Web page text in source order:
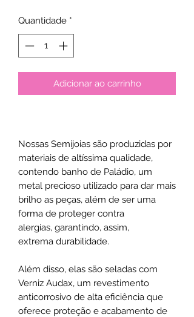
Quantidade *
Adicionar ao carrinho
Nossas Semijoias são produzidas por
materiais de altíssima qualidade,
contendo banho de Paládio, um
metal precioso utilizado para dar mais
brilho as peças, além de ser uma
forma de proteger contra
alergias, garantindo, assim,
extrema durabilidade.
Além disso, elas são seladas com
Verniz Audax, um revestimento
anticorrosivo de alta eficiência que
oferece proteção e acabamento de